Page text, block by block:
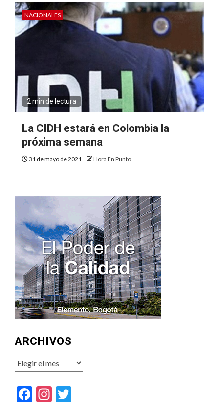
NACIONALES
2 min de lectura
La CIDH estará en Colombia la
próxima semana
31 de mayo de 2021 Hora En Punto
ARCHIVOS
Archivos
Facebook
Instagram